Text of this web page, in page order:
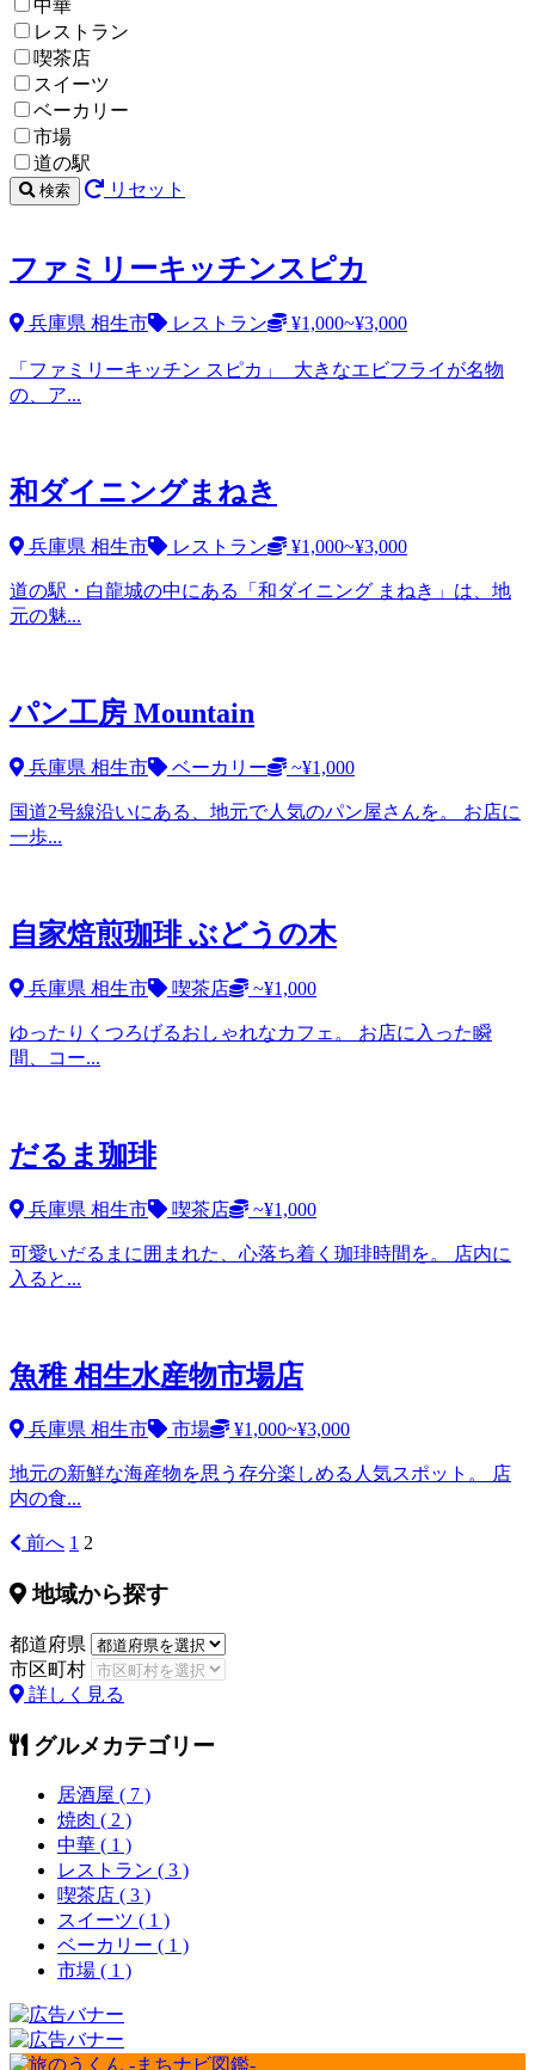
中華
レストラン
喫茶店
スイーツ
ベーカリー
市場
道の駅
検索 リセット
ファミリーキッチンスピカ
兵庫県 相生市 レストラン ¥1,000~¥3,000
「ファミリーキッチン スピカ」 大きなエビフライが名物
の、ア...
和ダイニングまねき
兵庫県 相生市 レストラン ¥1,000~¥3,000
道の駅・白龍城の中にある「和ダイニング まねき」は、地
元の魅...
パン工房 Mountain
兵庫県 相生市 ベーカリー ~¥1,000
国道2号線沿いにある、地元で人気のパン屋さんを。 お店に
一歩...
自家焙煎珈琲 ぶどうの木
兵庫県 相生市 喫茶店 ~¥1,000
ゆったりくつろげるおしゃれなカフェ。 お店に入った瞬
間、コー...
だるま珈琲
兵庫県 相生市 喫茶店 ~¥1,000
可愛いだるまに囲まれた、心落ち着く珈琲時間を。 店内に
入ると...
魚稚 相生水産物市場店
兵庫県 相生市 市場 ¥1,000~¥3,000
地元の新鮮な海産物を思う存分楽しめる人気スポット。 店
内の食...
投
稿
の
ペ
ー
ジ
前へ 1 2
地域から探す
都道府県
市区町村
詳しく見る
グルメカテゴリー
居酒屋 ( 7 )
焼肉 ( 2 )
中華 ( 1 )
レストラン ( 3 )
喫茶店 ( 3 )
スイーツ ( 1 )
ベーカリー ( 1 )
市場 ( 1 )